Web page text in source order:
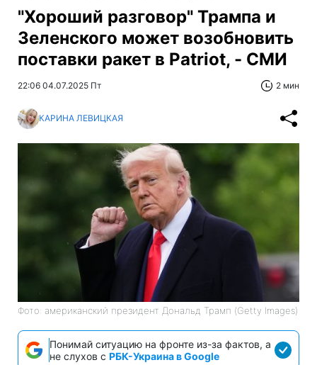
"Хороший разговор" Трампа и
Зеленского может возобновить
поставки ракет в Patriot, - СМИ
22:06 04.07.2025 Пт 2 мин
КАРИНА ЛЕВИЦКАЯ
Фото: американский президент Дональд Трамп (Getty Images)
Понимай ситуацию на фронте из-за фактов, а
не слухов с РБК-Украина в Google